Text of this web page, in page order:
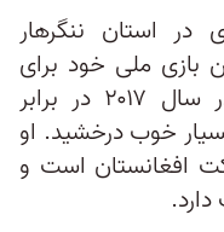
سال ۱۹۹۸ میلادی در استان ننگرهار
بازی‌ ملی خود برای
تیم ملی کریکت کشورش را در سال ۲۰۱۷ در برابر
خوب درخشید. او
افغانستان است و